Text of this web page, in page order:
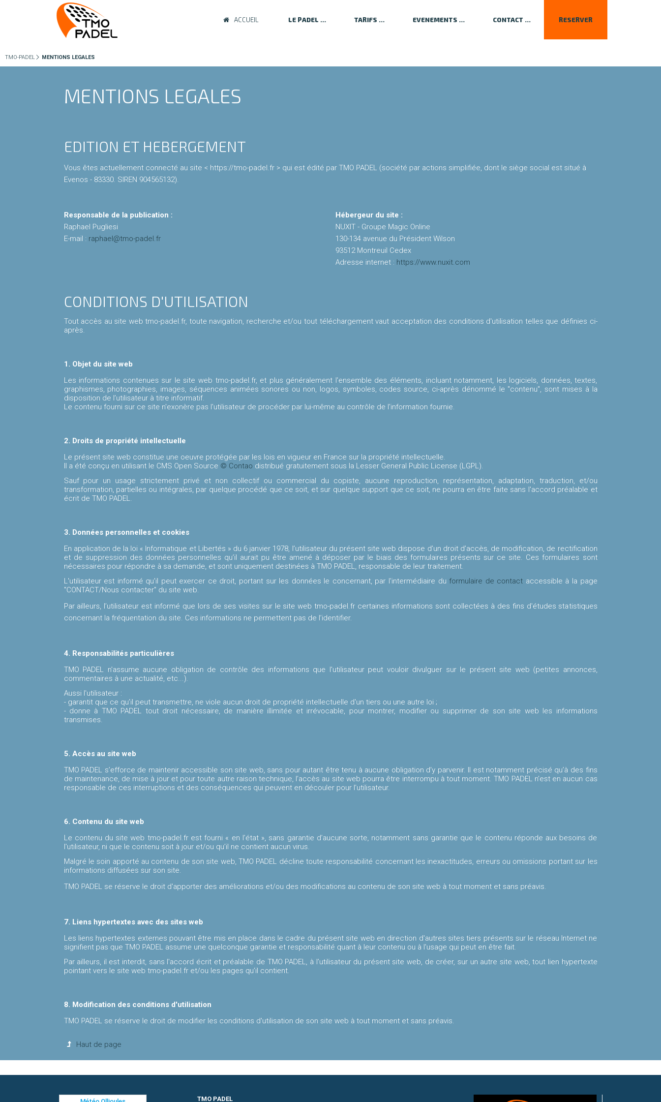
ACCUEIL LE PADEL TARIFS EVENEMENTS CONTACT RESERVER
TMO-PADEL MENTIONS LEGALES
MENTIONS LEGALES
EDITION ET HEBERGEMENT
Vous êtes actuellement connecté au site < https://tmo-padel.fr > qui est édité par TMO PADEL (société par actions simplifiée, dont le siège social est situé à
Evenos - 83330. SIREN 904565132).
Responsable de la publication :
Raphael Pugliesi
E-mail : raphael@tmo-padel.fr
Hébergeur du site :
NUXIT - Groupe Magic Online
130-134 avenue du Président Wilson
93512 Montreuil Cedex
Adresse internet : https://www.nuxit.com
CONDITIONS D'UTILISATION
Tout accès au site web tmo-padel.fr, toute navigation, recherche et/ou tout téléchargement vaut acceptation des conditions d'utilisation telles que définies ci-
après.
1. Objet du site web
Les informations contenues sur le site web tmo-padel.fr, et plus généralement l'ensemble des éléments, incluant notamment, les logiciels, données, textes,
graphismes, photographies, images, séquences animées sonores ou non, logos, symboles, codes source, ci-après dénommé le "contenu", sont mises à la
disposition de l’utilisateur à titre informatif.
Le contenu fourni sur ce site n'exonère pas l'utilisateur de procéder par lui-même au contrôle de l'information fournie.
2. Droits de propriété intellectuelle
Le présent site web constitue une oeuvre protégée par les lois en vigueur en France sur la propriété intellectuelle.
Il a été conçu en utilisant le CMS Open Source © Contao distribué gratuitement sous la Lesser General Public License (LGPL).
Sauf pour un usage strictement privé et non collectif ou commercial du copiste, aucune reproduction, représentation, adaptation, traduction, et/ou
transformation, partielles ou intégrales, par quelque procédé que ce soit, et sur quelque support que ce soit, ne pourra en être faite sans l'accord préalable et
écrit de TMO PADEL.
3. Données personnelles et cookies
En application de la loi « Informatique et Libertés » du 6 janvier 1978, l’utilisateur du présent site web dispose d’un droit d’accès, de modification, de rectification
et de suppression des données personnelles qu’il aurait pu être amené à déposer par le biais des formulaires présents sur ce site. Ces formulaires sont
nécessaires pour répondre à sa demande, et sont uniquement destinées à TMO PADEL, responsable de leur traitement.
L'utilisateur est informé qu'il peut exercer ce droit, portant sur les données le concernant, par l'intermédiaire du formulaire de contact accessible à la page
"CONTACT/Nous contacter" du site web.
Par ailleurs, l’utilisateur est informé que lors de ses visites sur le site web tmo-padel.fr certaines informations sont collectées à des fins d'études statistiques
concernant la fréquentation du site. Ces informations ne permettent pas de l’identifier.
4. Responsabilités particulières
TMO PADEL n'assume aucune obligation de contrôle des informations que l'utilisateur peut vouloir divulguer sur le présent site web (petites annonces,
commentaires à une actualité, etc...).
Aussi l'utilisateur :
- garantit que ce qu’il peut transmettre, ne viole aucun droit de propriété intellectuelle d'un tiers ou une autre loi ;
- donne à TMO PADEL tout droit nécessaire, de manière illimitée et irrévocable, pour montrer, modifier ou supprimer de son site web les informations
transmises.
5. Accès au site web
TMO PADEL s’efforce de maintenir accessible son site web, sans pour autant être tenu à aucune obligation d’y parvenir. Il est notamment précisé qu’à des fins
de maintenance, de mise à jour et pour toute autre raison technique, l’accès au site web pourra être interrompu à tout moment. TMO PADEL n’est en aucun cas
responsable de ces interruptions et des conséquences qui peuvent en découler pour l’utilisateur.
6. Contenu du site web
Le contenu du site web tmo-padel.fr est fourni « en l’état », sans garantie d’aucune sorte, notamment sans garantie que le contenu réponde aux besoins de
l'utilisateur, ni que le contenu soit à jour et/ou qu’il ne contient aucun virus.
Malgré le soin apporté au contenu de son site web, TMO PADEL décline toute responsabilité concernant les inexactitudes, erreurs ou omissions portant sur les
informations diffusées sur son site.
TMO PADEL se réserve le droit d'apporter des améliorations et/ou des modifications au contenu de son site web à tout moment et sans préavis.
7. Liens hypertextes avec des sites web
Les liens hypertextes externes pouvant être mis en place dans le cadre du présent site web en direction d'autres sites tiers présents sur le réseau Internet ne
signifient pas que TMO PADEL assume une quelconque garantie et responsabilité quant à leur contenu ou à l'usage qui peut en être fait.
Par ailleurs, iI est interdit, sans l'accord écrit et préalable de TMO PADEL, à l’utilisateur du présent site web, de créer, sur un autre site web, tout lien hypertexte
pointant vers le site web tmo-padel.fr et/ou les pages qu’il contient.
8. Modification des conditions d'utilisation
TMO PADEL se réserve le droit de modifier les conditions d'utilisation de son site web à tout moment et sans préavis.
Haut de page
TMO PADEL